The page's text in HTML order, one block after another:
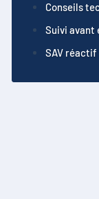
Conseils
Suivi avant
SAV réactif